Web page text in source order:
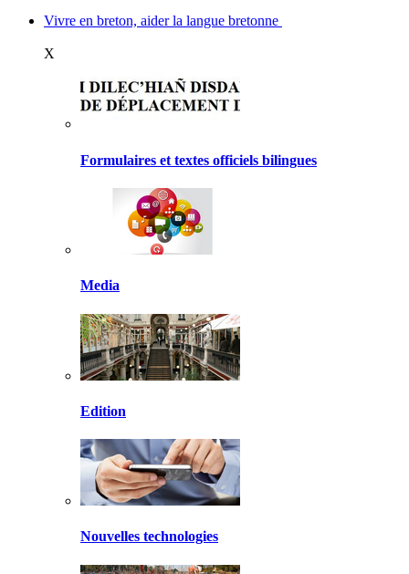
Vivre en breton, aider la langue bretonne
X
Formulaires et textes officiels bilingues
Media
Edition
Nouvelles technologies